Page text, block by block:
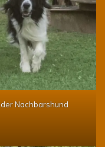
der Nachbarshund